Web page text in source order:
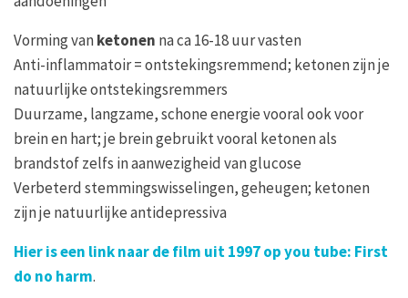
Vorming vanketonen na ca 16-18 uur vasten
Anti-inflammatoir = ontstekingsremmend; ketonen zijn je
natuurlijke ontstekingsremmers
Duurzame, langzame, schone energie vooral ook voor
brein en hart; je brein gebruikt vooral ketonen als
brandstof zelfs in aanwezigheid van glucose
Verbeterd stemmingswisselingen, geheugen; ketonen
zijn je natuurlijke antidepressiva
Hier is een link naar de film uit 1997 op you tube: First
do no harm.